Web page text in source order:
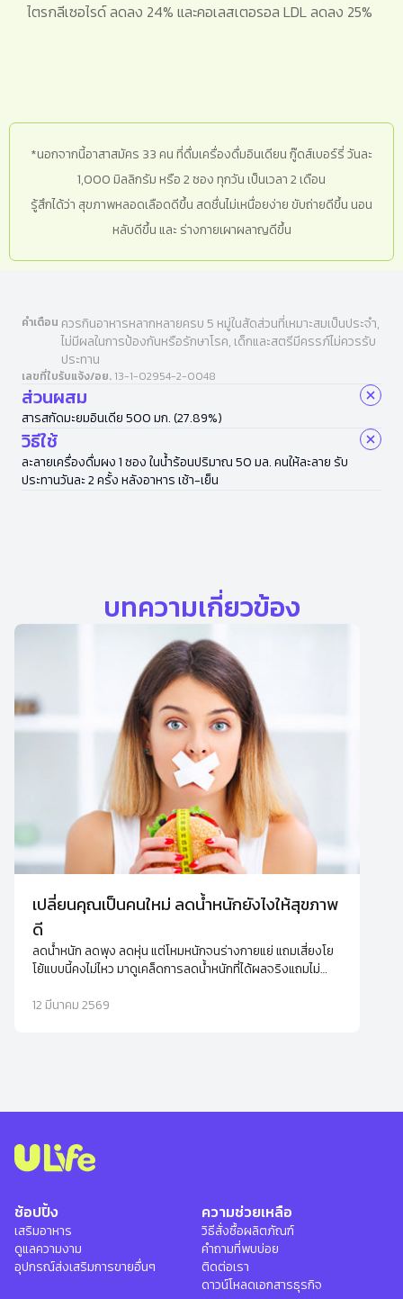
ไตรกลีเซอไรด์ ลดลง 24% และคอเลสเตอรอล LDL ลดลง 25%
*นอกจากนี้อาสาสมัคร 33 คน ที่ดื่มเครื่องดื่มอินเดียน กู๊ดส์เบอร์รี่ วันละ
1,000 มิลลิกรัม หรือ 2 ซอง ทุกวัน เป็นเวลา 2 เดือน
รู้สึกได้ว่า สุขภาพหลอดเลือดดีขึ้น สดชื่นไม่เหนื่อยง่าย ขับถ่ายดีขึ้น นอน
หลับดีขึ้น และ ร่างกายเผาผลาญดีขึ้น
คำเตือน ควรกินอาหารหลากหลายครบ 5 หมู่ในสัดส่วนที่เหมาะสมเป็นประจำ,
ไม่มีผลในการป้องกันหรือรักษาโรค, เด็กและสตรีมีครรภ์ไม่ควรรับ
ประทาน
เลขที่ใบรับแจ้ง/อย. 13-1-02954-2-0048
ส่วนผสม
สารสกัดมะยมอินเดีย 500 มก. (27.89%)
วิธีใช้
ละลายเครื่องดื่มผง 1 ซอง ในน้ำร้อนปริมาณ 50 มล. คนให้ละลาย รับ
ประทานวันละ 2 ครั้ง หลังอาหาร เช้า-เย็น
บทความเกี่ยวข้อง
เปลี่ยนคุณเป็นคนใหม่ ลดน้ำหนักยังไงให้สุขภาพ
ดี
ลดน้ำหนัก ลดพุง ลดหุ่น แต่โหมหนักจนร่างกายแย่ แถมเสี่ยงโย
โย้แบบนี้คงไม่ไหว มาดูเคล็ดการลดน้ำหนักที่ได้ผลจริงแถมไม่
12 มีนาคม 2569
ช้อปปิ้ง
เสริมอาหาร
ดูแลความงาม
อุปกรณ์ส่งเสริมการขายอื่นๆ
ความช่วยเหลือ
วิธีสั่งซื้อผลิตภัณฑ์
คำถามที่พบบ่อย
ติดต่อเรา
ดาวน์โหลดเอกสารธุรกิจ